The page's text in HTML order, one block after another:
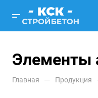
Элементы
Главная — Продукция